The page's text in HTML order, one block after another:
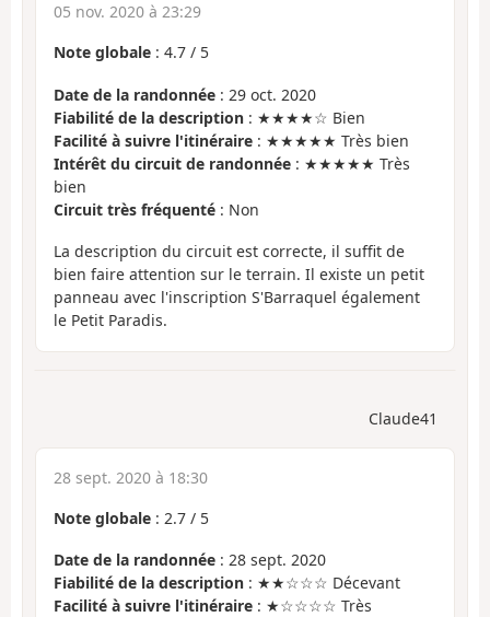
05 nov. 2020 à 23:29
Note globale : 4.7 / 5
Date de la randonnée : 29 oct. 2020
Fiabilité de la description : ★★★★☆ Bien
Facilité à suivre l'itinéraire : ★★★★★ Très bien
Intérêt du circuit de randonnée : ★★★★★ Très
bien
Circuit très fréquenté : Non
La description du circuit est correcte, il suffit de
bien faire attention sur le terrain. Il existe un petit
panneau avec l'inscription S'Barraquel également
le Petit Paradis.
Claude41
28 sept. 2020 à 18:30
Note globale : 2.7 / 5
Date de la randonnée : 28 sept. 2020
Fiabilité de la description : ★★☆☆☆ Décevant
Facilité à suivre l'itinéraire : ★☆☆☆☆ Très